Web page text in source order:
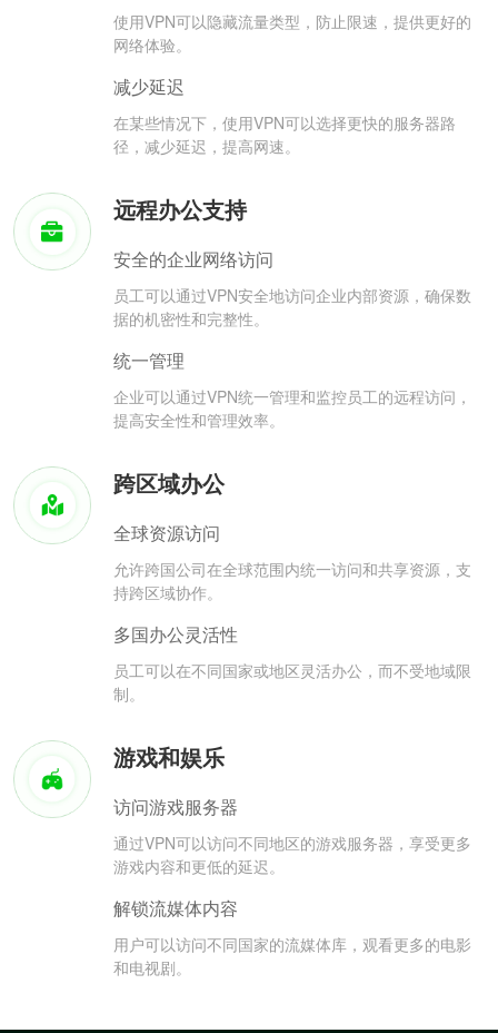
使用VPN可以隐藏流量类型，防止限速，提供更好的
网络体验。
减少延迟
在某些情况下，使用VPN可以选择更快的服务器路
径，减少延迟，提高网速。
远程办公支持
安全的企业网络访问
员工可以通过VPN安全地访问企业内部资源，确保数
据的机密性和完整性。
统一管理
企业可以通过VPN统一管理和监控员工的远程访问，
提高安全性和管理效率。
跨区域办公
全球资源访问
允许跨国公司在全球范围内统一访问和共享资源，支
持跨区域协作。
多国办公灵活性
员工可以在不同国家或地区灵活办公，而不受地域限
制。
游戏和娱乐
访问游戏服务器
通过VPN可以访问不同地区的游戏服务器，享受更多
游戏内容和更低的延迟。
解锁流媒体内容
用户可以访问不同国家的流媒体库，观看更多的电影
和电视剧。